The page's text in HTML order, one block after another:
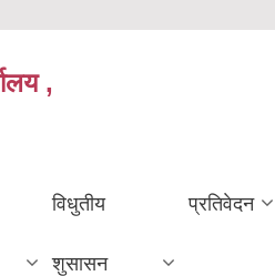
,
विधुतीय
शुसासन
प्रतिवेदन